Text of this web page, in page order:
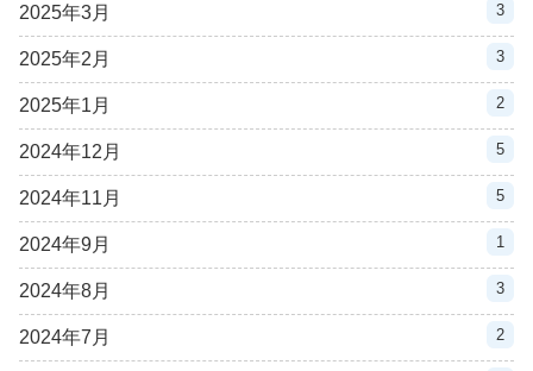
2025年3月 3
2025年2月 3
2025年1月 2
2024年12月 5
2024年11月 5
2024年9月 1
2024年8月 3
2024年7月 2